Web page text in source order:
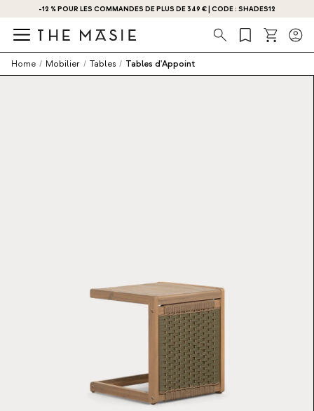
-12 % POUR LES COMMANDES DE PLUS DE 349 € | CODE : SHADES12
Recherche
Home / Mobilier / Tables / Tables d'Appoint